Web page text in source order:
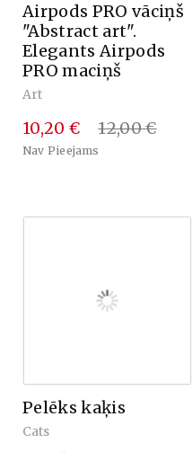
Airpods PRO vāciņš
"Abstract art".
Elegants Airpods
PRO maciņš
Art
10,20 € 12,00 €
Nav Pieejams
Pelēks kaķis
Cats